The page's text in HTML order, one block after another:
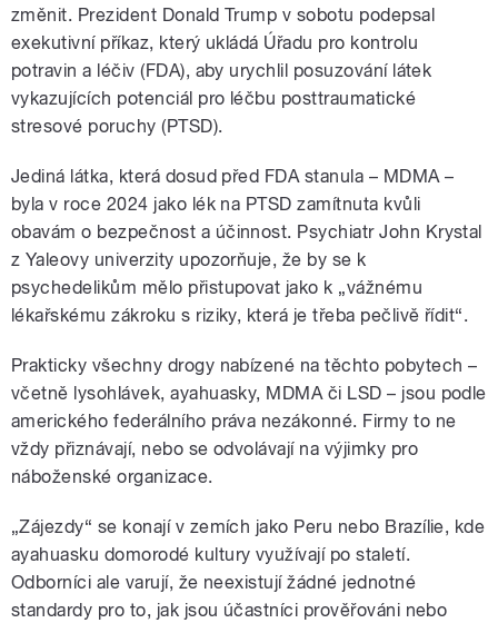
změnit. Prezident Donald Trump v sobotu podepsal
exekutivní příkaz, který ukládá Úřadu pro kontrolu
potravin a léčiv (FDA), aby urychlil posuzování látek
vykazujících potenciál pro léčbu posttraumatické
stresové poruchy (PTSD).
Jediná látka, která dosud před FDA stanula – MDMA –
byla v roce 2024 jako lék na PTSD zamítnuta kvůli
obavám o bezpečnost a účinnost. Psychiatr John Krystal
z Yaleovy univerzity upozorňuje, že by se k
psychedelikům mělo přistupovat jako k „vážnému
lékařskému zákroku s riziky, která je třeba pečlivě řídit“.
Prakticky všechny drogy nabízené na těchto pobytech –
včetně lysohlávek, ayahuasky, MDMA či LSD – jsou podle
amerického federálního práva nezákonné. Firmy to ne
vždy přiznávají, nebo se odvolávají na výjimky pro
náboženské organizace.
„Zájezdy“ se konají v zemích jako Peru nebo Brazílie, kde
ayahuasku domorodé kultury využívají po staletí.
Odborníci ale varují, že neexistují žádné jednotné
standardy pro to, jak jsou účastníci prověřováni nebo